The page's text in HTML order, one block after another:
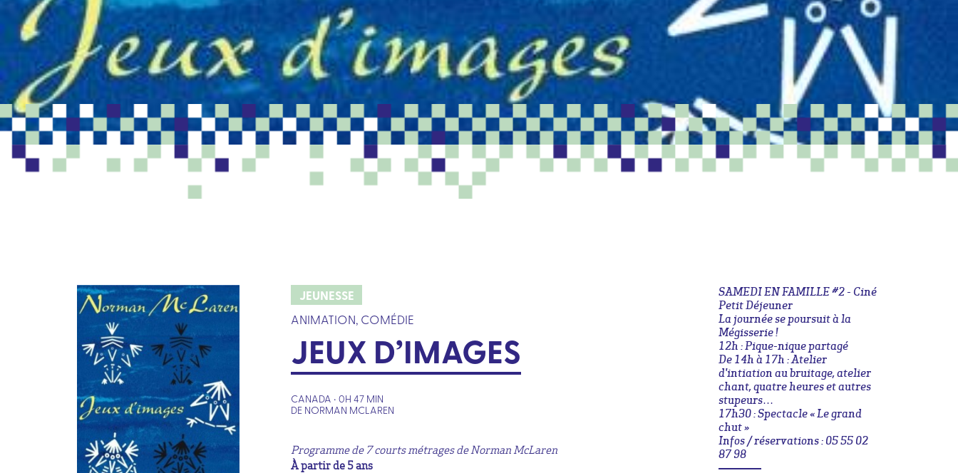
JEUNESSE
ANIMATION, COMÉDIE
JEUX D’IMAGES
CANADA • 0H 47 MIN
DE NORMAN MCLAREN
Programme de 7 courts métrages de Norman McLaren
À partir de 5 ans
SAMEDI EN FAMILLE #2 - Ciné
Petit Déjeuner
La journée se poursuit à la
Mégisserie !
12h : Pique-nique partagé
De 14h à 17h : Atelier
d'intiation au bruitage, atelier
chant, quatre heures et autres
stupeurs…
17h30 : Spectacle « Le grand
chut »
Infos / réservations : 05 55 02
87 98